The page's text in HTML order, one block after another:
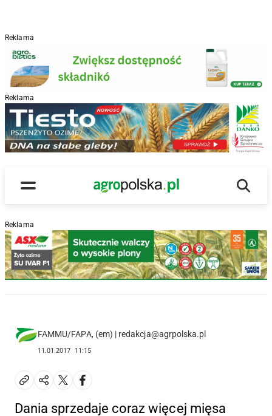
Reklama
Reklama
Menu
Main Logo
Reklama
FAMMU/FAPA, (em) | redakcja@agrpolska.pl
11.01.2017 11:15
Dania sprzedaje coraz więcej mięsa